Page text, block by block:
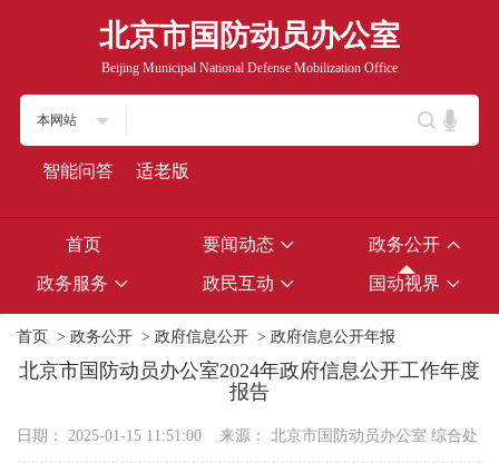
北京市国防动员办公室
Beijing Municipal National Defense Mobilization Office
本网站
智能问答 适老版
首页 要闻动态 政务公开
政务服务 政民互动 国动视界
首页 > 政务公开 > 政府信息公开 > 政府信息公开年报
北京市国防动员办公室2024年政府信息公开工作年度
报告
日期： 2025-01-15 11:51:00 来源： 北京市国防动员办公室 综合处